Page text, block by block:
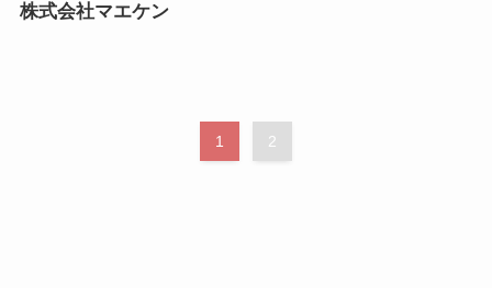
株式会社マエケン
1 2